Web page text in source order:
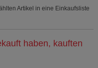
Artikel in eine Einkaufsliste
haben, kauften